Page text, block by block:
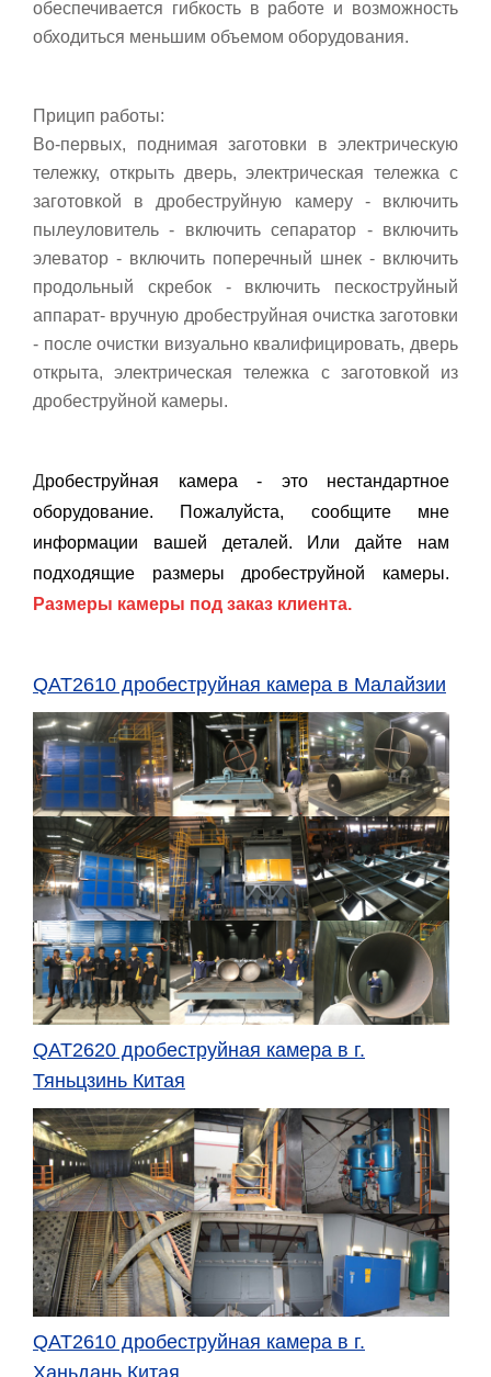
обеспечивается гибкость в работе и возможность
обходиться меньшим объемом оборудования.
Прицип работы:
Во-первых, поднимая заготовки в электрическую
тележку, открыть дверь, электрическая тележка с
заготовкой в дробеструйную камеру - включить
пылеуловитель - включить сепаратор - включить
элеватор - включить поперечный шнек - включить
продольный скребок - включить пескоструйный
аппарат- вручную дробеструйная очистка заготовки
- после очистки визуально квалифицировать, дверь
открыта, электрическая тележка с заготовкой из
дробеструйной камеры.
Дробеструйная камера - это нестандартное
оборудование. Пожалуйста, сообщите мне
информации вашей деталей. Или дайте нам
подходящие размеры дробеструйной камеры.
Размеры камеры под заказ клиента.
QAT2610 дробеструйная камера в Малайзии
QAT2620 дробеструйная камера в г.
Тяньцзинь Китая
QAT2610 дробеструйная камера в г.